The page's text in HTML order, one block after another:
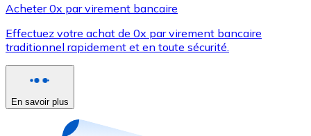
Utilisez les cartes Visa et Mastercard pour acheter
Acheter avec carte
Nouveau
Acheter 0x par virement bancaire
Effectuez votre achat de 0x par virement bancaire
traditionnel rapidement et en toute sécurité.
En savoir plus